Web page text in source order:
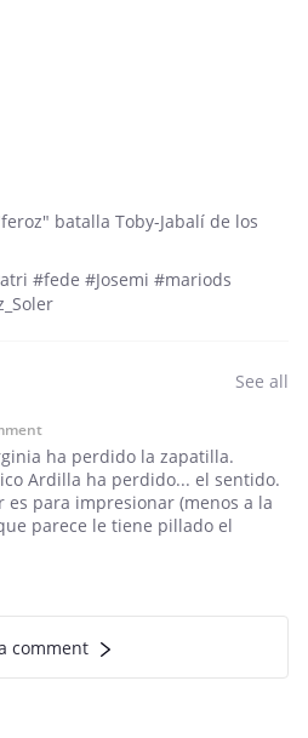
batalla Toby-Jabalí de los
#fede #Josemi #mariods
See all
ha perdido la zapatilla.
Ardilla ha perdido... el sentido.
es para impresionar (menos a la
parece le tiene pillado el
comment